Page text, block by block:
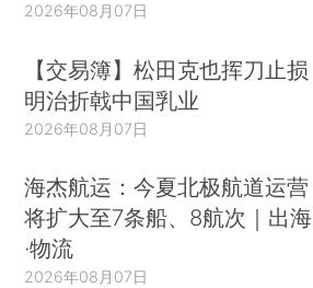
2026年08月07日
【交易簿】松田克也挥刀止损
明治折戟中国乳业
2026年08月07日
海杰航运：今夏北极航道运营
将扩大至7条船、8航次｜出海
·物流
2026年08月07日